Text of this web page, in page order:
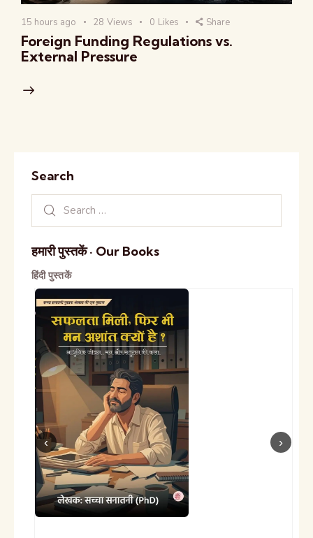
15 hours ago 28 Views 0 Likes Share
Foreign Funding Regulations vs.
External Pressure
Search
हमारी पुस्तकें · Our Books
हिंदी पुस्तकें